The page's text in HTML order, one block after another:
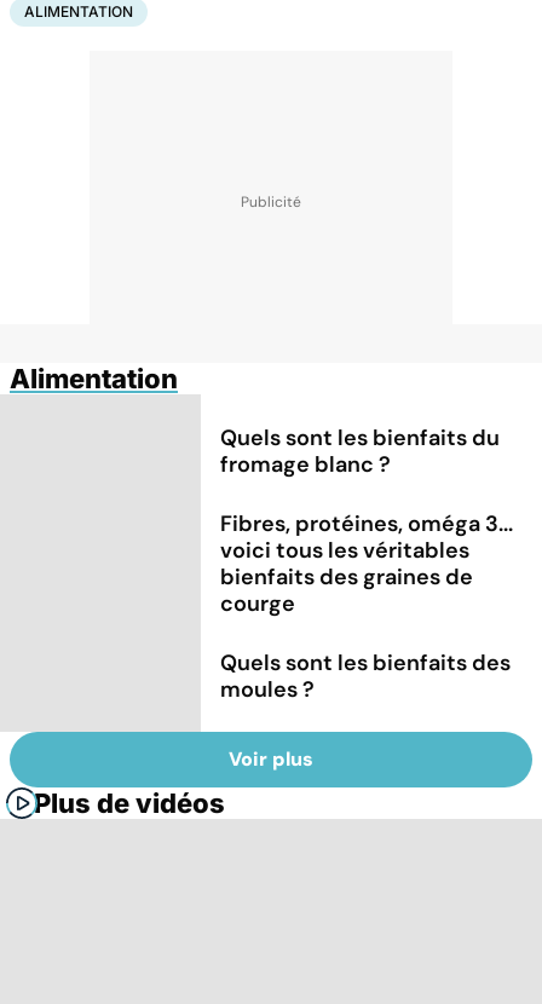
ALIMENTATION
Alimentation
Quels sont les bienfaits du
fromage blanc ?
Fibres, protéines, oméga 3...
voici tous les véritables
bienfaits des graines de
courge
Quels sont les bienfaits des
moules ?
Voir plus
Plus de vidéos